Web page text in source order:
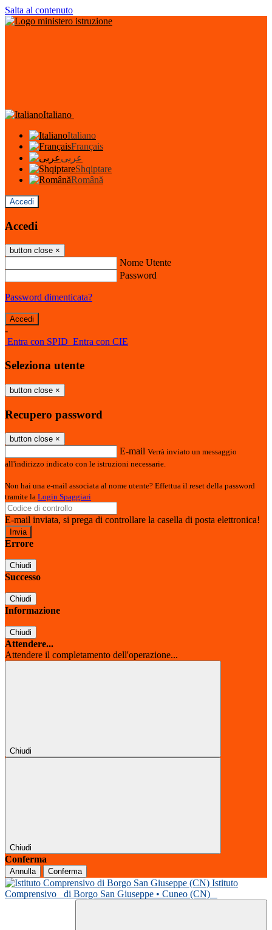
Salta al contenuto
Italiano
Italiano
Français
عربى
Shqiptare
Română
Accedi
Accedi
button close ×
Nome Utente
Password
Password dimenticata?
-
Entra con SPID Entra con CIE
Seleziona utente
button close ×
Recupero password
button close ×
E-mail Verrà inviato un messaggio
all'indirizzo indicato con le istruzioni necessarie.
Non hai una e-mail associata al nome utente? Effettua il reset della password
tramite la Login Spaggiari
E-mail inviata, si prega di controllare la casella di posta elettronica!
Errore
Chiudi
Successo
Chiudi
Informazione
Chiudi
Attendere...
Attendere il completamento dell'operazione...
Chiudi
Chiudi
Conferma
Annulla Conferma
Istituto
Comprensivo
di Borgo San Giuseppe • Cuneo (CN)